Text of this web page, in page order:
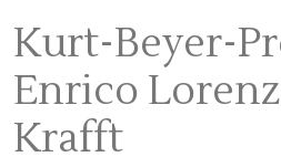
Kurt-Beyer-
Enrico
Krafft